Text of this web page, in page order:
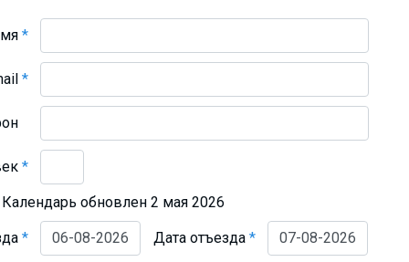
*
*
*
Календарь обновлен 2 мая 2026
* Дата отъезда*